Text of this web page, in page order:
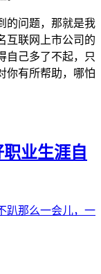
的问题，那就是我
互联网上市公司的
自己多了不起，只
你有所帮助，哪怕
业生涯自
趴那么一会儿，一